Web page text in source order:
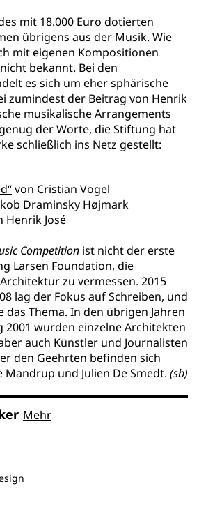
mit 18.000 Euro dotierten
übrigens aus der Musik. Wie
mit eigenen Kompositionen
bekannt. Bei den
es sich um eher sphärische
zumindest der Beitrag von Henrik
musikalische Arrangements
der Worte, die Stiftung hat
schließlich ins Netz gestellt:
von Cristian Vogel
Draminsky Højmark
Henrik José
Competition ist nicht der erste
Larsen Foundation, die
zu vermessen. 2015
lag der Fokus auf Schreiben, und
das Thema. In den übrigen Jahren
wurden einzelne Architekten
auch Künstler und Journalisten
den Geehrten befinden sich
Mandrup und Julien De Smedt. (sb)
Mehr